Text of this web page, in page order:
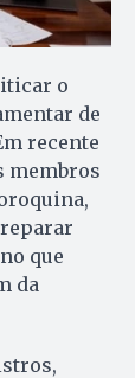
o
de
recente
membros
que
da